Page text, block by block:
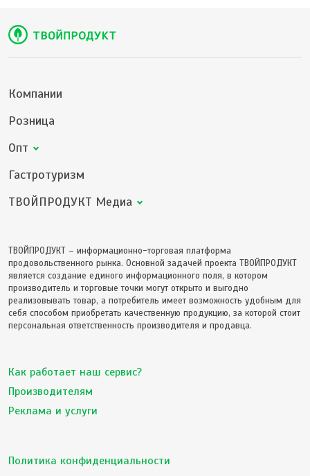
Компании
Розница
Опт
Гастротуризм
ТВОЙПРОДУКТ Медиа
ТВОЙПРОДУКТ – информационно-торговая платформа
продовольственного рынка. Основной задачей проекта ТВОЙПРОДУКТ
является создание единого информационного поля, в котором
производитель и торговые точки могут открыто и выгодно
реализовывать товар, а потребитель имеет возможность удобным для
себя способом приобретать качественную продукцию, за которой стоит
персональная ответственность производителя и продавца.
Как работает наш сервис?
Производителям
Реклама и услуги
Политика конфиденциальности